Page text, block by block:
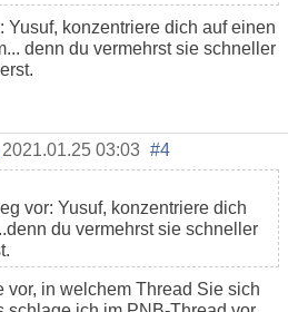
Yusuf, konzentriere dich auf einen
denn du vermehrst sie schneller
2021.01.25 03:03 #4
vor: Yusuf, konzentriere dich
du vermehrst sie schneller
vor, in welchem Thread Sie sich